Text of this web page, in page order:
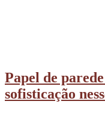
Papel de
sofisticação